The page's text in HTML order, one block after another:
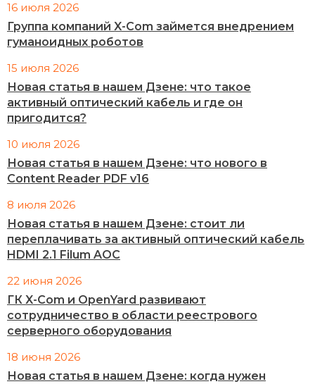
16 июля 2026
Группа компаний X-Com займется внедрением
гуманоидных роботов
15 июля 2026
Новая статья в нашем Дзене: что такое
активный оптический кабель и где он
пригодится?
10 июля 2026
Новая статья в нашем Дзене: что нового в
Content Reader PDF v16
8 июля 2026
Новая статья в нашем Дзене: стоит ли
переплачивать за активный оптический кабель
HDMI 2.1 Filum AOC
22 июня 2026
ГК X-Com и OpenYard развивают
сотрудничество в области реестрового
серверного оборудования
18 июня 2026
Новая статья в нашем Дзене: когда нужен